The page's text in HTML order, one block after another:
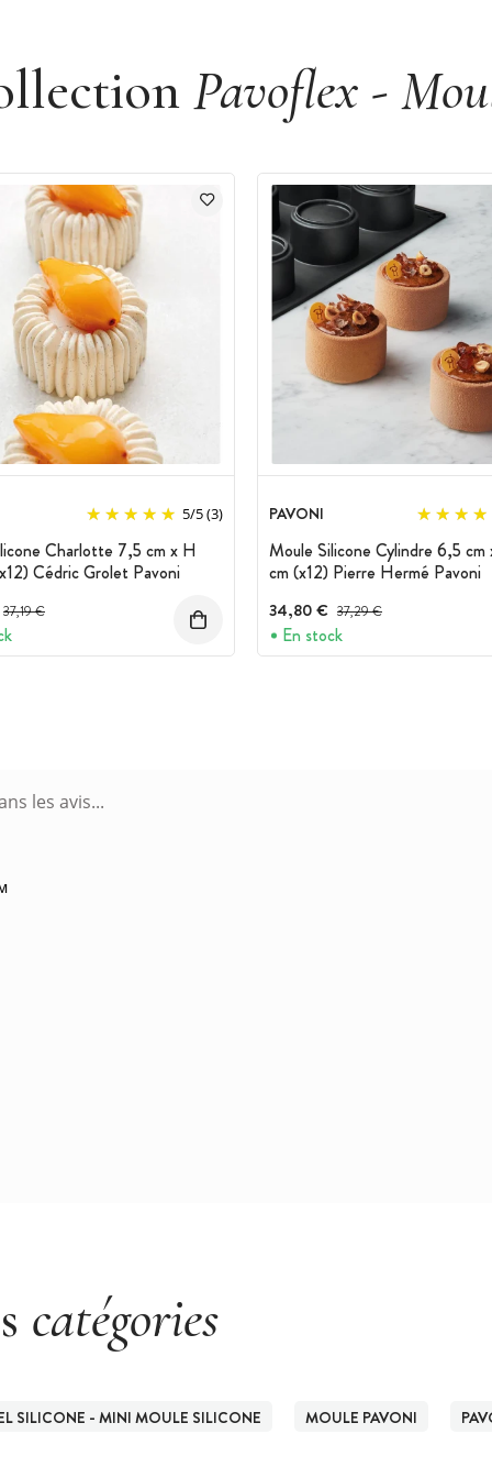
Pavoflex -
5/5(3)
Charlotte 7,5 cm x H
Cédric Grolet Pavoni
Prix avant réduction :
37,19 €
PAVONI
Moule Silicone Cylindre 6,5
cm (x12) Pierre Hermé Pavoni
34,80 € Prix avant réduction :
37,29 €
En stock
catégories
SILICONE - MINI MOULE SILICONE MOULE PAVONI